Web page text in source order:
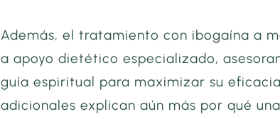
Además, el tratamiento con ibogaína a
a apoyo dietético especializado,
guía espiritual para maximizar su
adicionales explican aún más por qué